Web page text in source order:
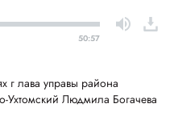
50:57
г лава управы района
Ухтомский Людмила Богачева